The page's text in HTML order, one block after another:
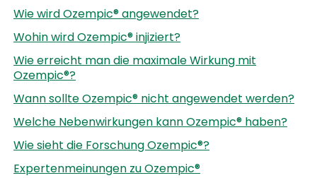
Wie wird Ozempic® angewendet?
Wohin wird Ozempic® injiziert?
Wie erreicht man die maximale Wirkung mit
Ozempic®?
Wann sollte Ozempic® nicht angewendet werden?
Welche Nebenwirkungen kann Ozempic® haben?
Wie sieht die Forschung Ozempic®?
Expertenmeinungen zu Ozempic®